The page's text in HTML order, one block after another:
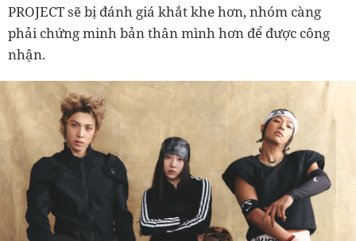
PROJECT sẽ bị đánh giá khắt khe hơn, nhóm càng
phải chứng minh bản thân mình hơn để được công
nhận.